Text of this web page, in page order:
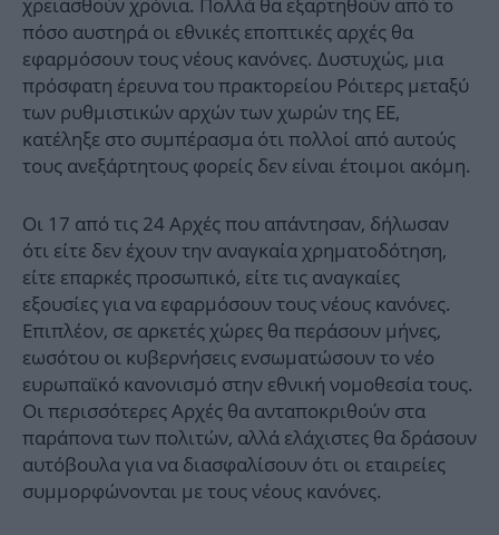
χρειασθούν χρόνια. Πολλά θα εξαρτηθούν από το
πόσο αυστηρά οι εθνικές εποπτικές αρχές θα
εφαρμόσουν τους νέους κανόνες. Δυστυχώς, μια
πρόσφατη έρευνα του πρακτορείου Ρόιτερς μεταξύ
των ρυθμιστικών αρχών των χωρών της ΕΕ,
κατέληξε στο συμπέρασμα ότι πολλοί από αυτούς
τους ανεξάρτητους φορείς δεν είναι έτοιμοι ακόμη.
Οι 17 από τις 24 Αρχές που απάντησαν, δήλωσαν
ότι είτε δεν έχουν την αναγκαία χρηματοδότηση,
είτε επαρκές προσωπικό, είτε τις αναγκαίες
εξουσίες για να εφαρμόσουν τους νέους κανόνες.
Επιπλέον, σε αρκετές χώρες θα περάσουν μήνες,
εωσότου οι κυβερνήσεις ενσωματώσουν το νέο
ευρωπαϊκό κανονισμό στην εθνική νομοθεσία τους.
Οι περισσότερες Αρχές θα ανταποκριθούν στα
παράπονα των πολιτών, αλλά ελάχιστες θα δράσουν
αυτόβουλα για να διασφαλίσουν ότι οι εταιρείες
συμμορφώνονται με τους νέους κανόνες.